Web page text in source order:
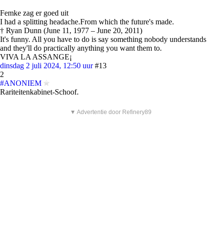
Femke zag er goed uit
I had a splitting headache.From which the future's made.
† Ryan Dunn (June 11, 1977 – June 20, 2011)
It's funny. All you have to do is say something nobody understands
and they'll do practically anything you want them to.
VIVA LA ASSANGE¡
dinsdag 2 juli 2024, 12:50 uur #13
2
#ANONIEM
Rariteitenkabinet-Schoof.
▼ Advertentie door Refinery89